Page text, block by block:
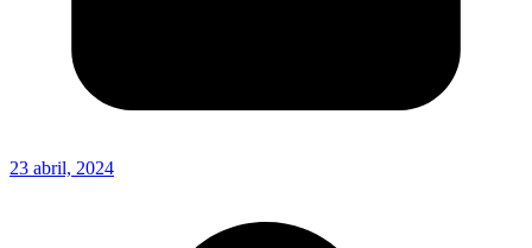
23 abril, 2024